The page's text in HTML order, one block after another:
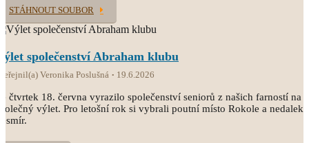
STÁHNOUT SOUBOR
společenství Abraham klubu
Veronika Poslušná 19.6.2026
čtvrtek 18. června vyrazilo společenství seniorů z našich farností na
výlet. Pro letošní rok si vybrali poutní místo Rokole a nedaleký